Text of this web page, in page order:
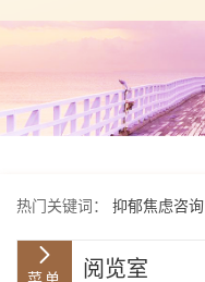
热门关键词： 抑郁焦虑咨询
阅览室